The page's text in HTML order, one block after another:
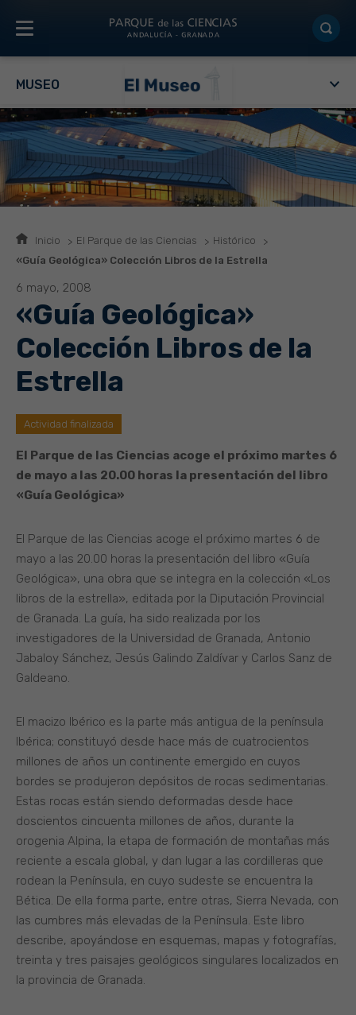
MUSEO
Inicio El Parque de las Ciencias
Histórico
«Guía Geológica» Colección Libros de la Estrella
6 mayo, 2008
«Guía Geológica»
Colección Libros de la
Estrella
Actividad finalizada
El Parque de las Ciencias acoge el próximo martes 6
de mayo a las 20.00 horas la presentación del libro
«Guía Geológica»
El Parque de las Ciencias acoge el próximo martes 6 de
mayo a las 20.00 horas la presentación del libro «Guía
Geológica», una obra que se integra en la colección «Los
libros de la estrella», editada por la Diputación Provincial
de Granada. La guía, ha sido realizada por los
investigadores de la Universidad de Granada, Antonio
Jabaloy Sánchez, Jesús Galindo Zaldívar y Carlos Sanz de
Galdeano.
El macizo Ibérico es la parte más antigua de la península
Ibérica; constituyó desde hace más de cuatrocientos
millones de años un continente emergido en cuyos
bordes se produjeron depósitos de rocas sedimentarias.
Estas rocas están siendo deformadas desde hace
doscientos cincuenta millones de años, durante la
orogenia Alpina, la etapa de formación de montañas más
reciente a escala global, y dan lugar a las cordilleras que
rodean la Península, en cuyo sudeste se encuentra la
Bética. De ella forma parte, entre otras, Sierra Nevada, con
las cumbres más elevadas de la Península. Este libro
describe, apoyándose en esquemas, mapas y fotografías,
treinta y tres paisajes geológicos singulares localizados en
la provincia de Granada.